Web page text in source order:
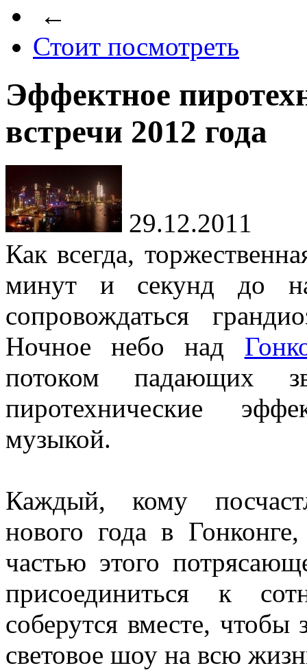
←
Стоит посмотреть
Эффектное
встречи 2012 года
29.12.2011
Как всегда,
минут и секунд до
сопровождаться
Ночное небо над
потоком падающих
пиротехнические
музыкой.
Каждый, кому
нового года в Гонконге,
частью этого
присоединиться к
соберутся вместе,
световое шоу на всю